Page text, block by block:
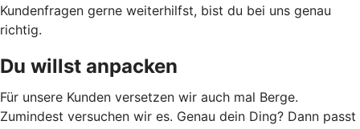
Kundenfragen gerne weiterhilfst, bist du bei uns genau
richtig.
Du willst anpacken
Für unsere Kunden versetzen wir auch mal Berge.
Zumindest versuchen wir es. Genau dein Ding? Dann passt